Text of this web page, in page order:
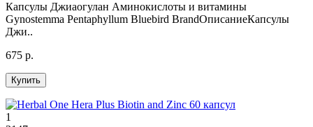
Капсулы Джиаогулан Аминокислоты и витамины
Gynostemma Pentaphyllum Bluebird BrandОписаниеКапсулы
Джи..
675 р.
Купить
1